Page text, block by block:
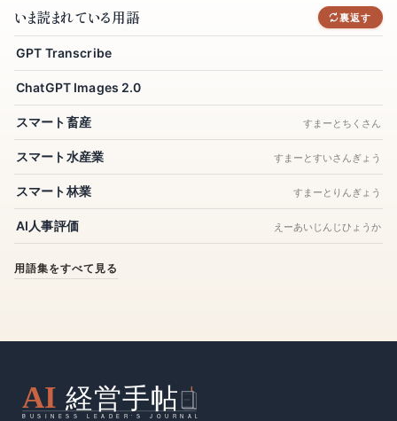
いま読まれている用語 裏返す
GPT Transcribe
ChatGPT Images 2.0
スマート畜産 すまーとちくさん
スマート水産業 すまーとすいさんぎょう
スマート林業 すまーとりんぎょう
AI人事評価 えーあいじんじひょうか
用語集をすべて見る
まだそこまで読まれていない用語
表に戻す
えーあいかいはつしゃ
学習可能システム
がくしゅうかのうしすてむ
Code of Practice on marking and labelling AI-generated
content
コードオブプラクティスオンマーキングアンドラベリングエーアイジェネレーテッドコンテント
プロセスディスカバリー